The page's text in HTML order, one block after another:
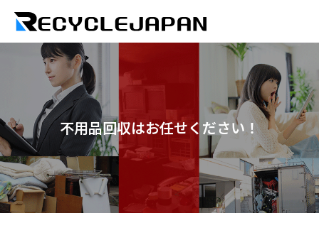
不用品回収はお任せください！